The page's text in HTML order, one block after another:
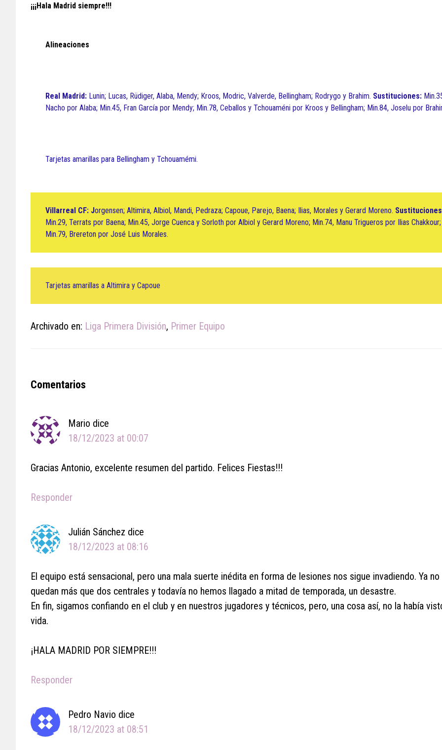
¡¡¡Hala Madrid siempre!!!
Alineaciones
Real Madrid: Lunin; Lucas, Rüdiger, Alaba, Mendy; Kroos, Modric, Valverde, Bellingham; Rodrygo y Brahim. Sustituciones:
Nacho por Alaba; Min.45, Fran García por Mendy; Min.78, Ceballos y Tchouaméni por Kroos y Bellingham; Min.84, Joselu por
Tarjetas amarillas para Bellingham y Tchouamémi.
Villarreal CF: Jorgensen; Altimira, Albiol, Mandi, Pedraza; Capoue, Parejo, Baena; Ilias, Morales y Gerard Moreno.
Min.29, Terrats por Baena; Min.45, Jorge Cuenca y Sorloth por Albiol y Gerard Moreno; Min.74, Manu Trigueros por Ilias Chakkour;
Min.79, Brereton por José Luis Morales.
Tarjetas amarillas a Altimira y Capoue
Archivado en: Liga Primera División, Primer Equipo
Reader
Comentarios
Mario dice
18/12/2023 at 00:07
Gracias Antonio, excelente resumen del partido. Felices Fiestas!!!
Responder
Julián Sánchez dice
18/12/2023 at 08:16
El equipo está sensacional, pero una mala suerte inédita en forma de lesiones nos sigue invadiendo. Ya no
quedan más que dos centrales y todavía no hemos llagado a mitad de temporada, un desastre.
En fin, sigamos confiando en el club y en nuestros jugadores y técnicos, pero, una cosa así, no la había
vida.
¡HALA MADRID POR SIEMPRE!!!
Responder
Pedro Navio dice
18/12/2023 at 08:51